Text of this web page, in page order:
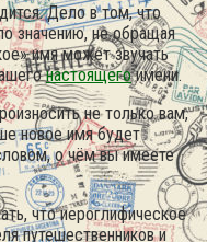
Дело в том, что
значению, не обращая
имя может звучать
настоящегоимени.
не только вам,
новое имя будет
о чём вы имеете
что иероглифическое
путешественников и